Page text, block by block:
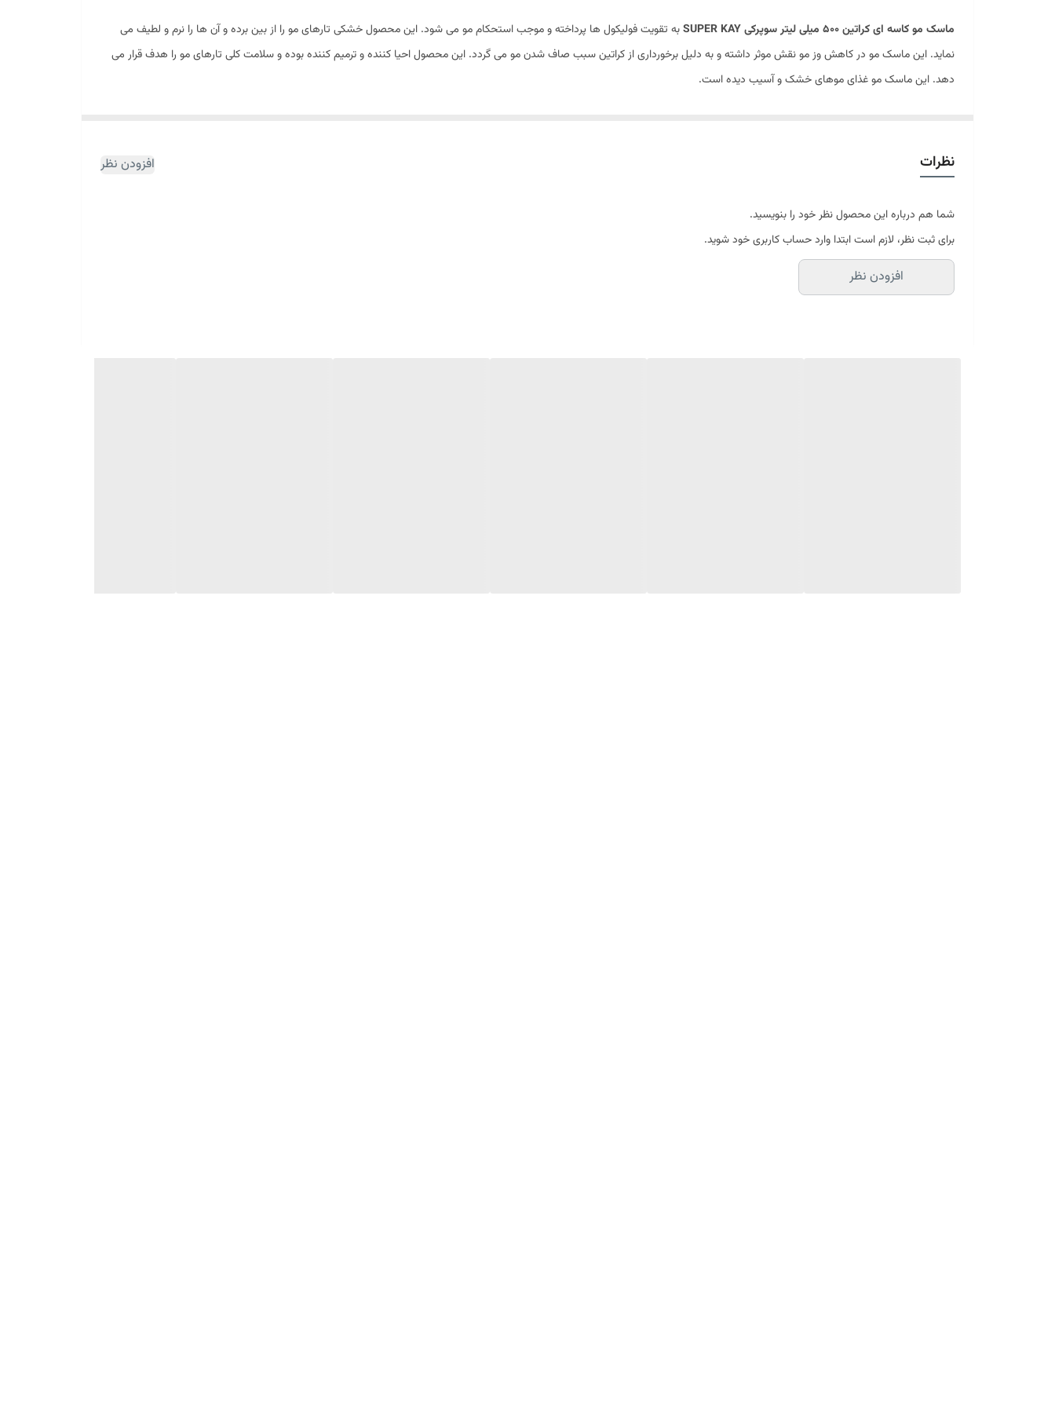
حجم 500ml
ماسک مو کاسه ای کراتین 500 میلی لیتر سوپرکی SUPER KAY
به تقویت فولیکول ها پرداخته و موجب استحکام مو می شود. این محصول خشکی تارهای مو را از بین برده و آن ها را نرم و لطیف می
نماید. این ماسک مو در کاهش وز مو نقش موثر داشته و به دلیل برخورداری از کراتین سبب صاف شدن مو می گردد. این محصول احیا کننده و ترمیم کننده بوده و سلامت کلی تارهای مو را هدف قرار می
دهد. این ماسک مو غذای موهای خشک و آسیب دیده است.
پس از شستشوی تارهای مو، آب اضافی را با حوله گرفته و مقدار کافی از محصول را کف دست خود بریزید و رشته به رشته به موهای خود بزنید. ماسک مو را ماساژ داده و 2 تا 5 دقیقه منتظر بمانید و در
نهایت موها را آبکشی کنید.
نظرات افزودن نظر
شما هم درباره این محصول نظر خود را بنویسید.
برای ثبت نظر، لازم است ابتدا وارد حساب کاربری خود شوید.
افزودن نظر